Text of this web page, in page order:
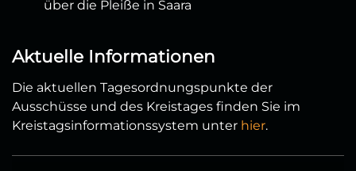
über die Pleiße in Saara
Aktuelle Informationen
Die aktuellen Tagesordnungspunkte der
Ausschüsse und des Kreistages finden Sie im
Kreistagsinformationssystem unter hier.